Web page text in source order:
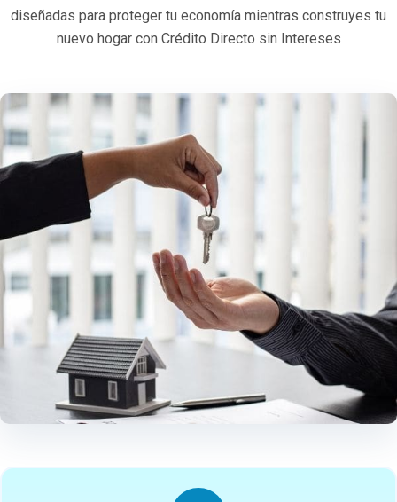
diseñadas para proteger tu economía mientras construyes tu
nuevo hogar con Crédito Directo sin Intereses